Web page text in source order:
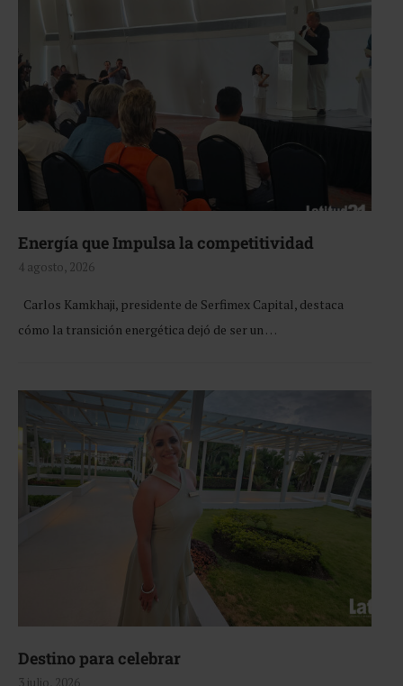
Energía que Impulsa la competitividad
4 agosto, 2026
Carlos Kamkhaji, presidente de Serfimex Capital, destaca
cómo la transición energética dejó de ser un …
Destino para celebrar
3 julio, 2026